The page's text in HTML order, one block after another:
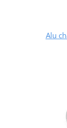
Alu